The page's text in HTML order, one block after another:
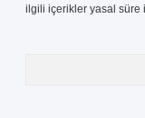
ilgili içerikler yasal süre